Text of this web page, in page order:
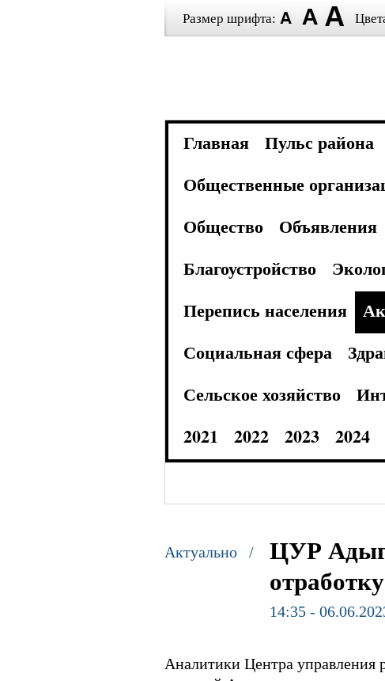
Размер шрифта:
Главная Пульс района
Общественные
Общество
Объявления
Благоустройство
Перепись населения
Социальная сфера
Сельское хозяйство
2021
2022 2023 2024
Актуально /
ЦУР
отработку
14:35 -
Аналитики Центра управления